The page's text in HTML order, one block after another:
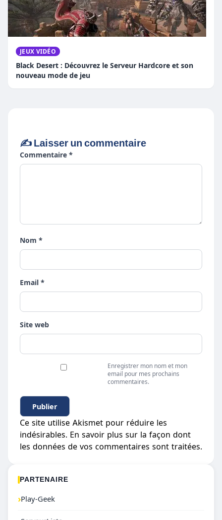
JEUX VIDÉO
Black Desert : Découvrez le Serveur Hardcore et son
nouveau mode de jeu
✍️ Laisser un commentaire
Commentaire *
Nom *
Email *
Site web
Enregistrer mon nom et mon
email pour mes prochains
commentaires.
Ce site utilise Akismet pour réduire les
indésirables. En savoir plus sur la façon dont
les données de vos commentaires sont traitées.
PARTENAIRE
›Play-Geek